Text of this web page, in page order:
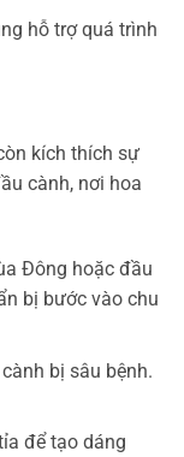
hỗ trợ quá trình
kích thích sự
cành, nơi hoa
Đông hoặc đầu
bị bước vào chu
bị sâu bệnh.
để tạo dáng